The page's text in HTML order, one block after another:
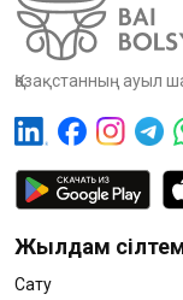
Қазақстанның ауыл
Жылдам
Сату